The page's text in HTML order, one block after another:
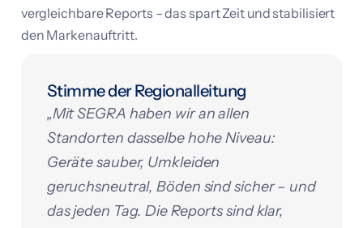
vergleichbare Reports – das spart Zeit und stabilisiert
den Markenauftritt.
Stimme der Regionalleitung
„Mit SEGRA haben wir an allen
Standorten dasselbe hohe Niveau:
Geräte sauber, Umkleiden
geruchsneutral, Böden sind sicher – und
das jeden Tag. Die Reports sind klar,